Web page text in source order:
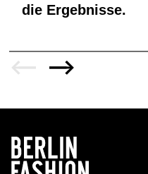
die Ergebnisse.